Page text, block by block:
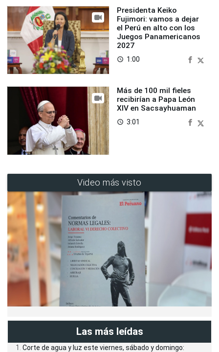
Presidenta Keiko
Fujimori: vamos a dejar
el Perú en alto con los
Juegos Panamericanos
2027
access_time 1:00
Más de 100 mil fieles
recibirían a Papa León
XIV en Sacsayhuaman
access_time 3:01
Video más visto
Las más leídas
Corte de agua y luz este viernes, sábado y domingo: